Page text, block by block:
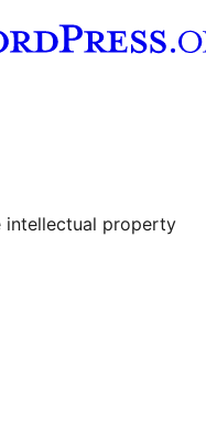
intellectual property